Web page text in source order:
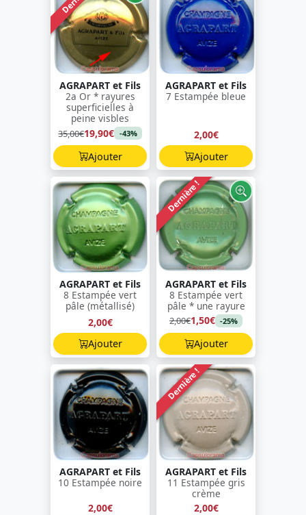
AGRAPART et Fils
2a Or * rayures
superficielles à
peine visbles
35,00€19,90€ -43%
Ajouter
AGRAPART et Fils
7 Estampée bleue
2,00€
Ajouter
AGRAPART et Fils
8 Estampée vert
pâle (métallisé)
2,00€
Ajouter
Dernière !
AGRAPART et Fils
8 Estampée vert
pâle * une rayure
2,00€1,50€ -25%
Ajouter
AGRAPART et Fils
10 Estampée noire
2,00€
Dernière !
AGRAPART et Fils
11 Estampée gris
crème
2,00€